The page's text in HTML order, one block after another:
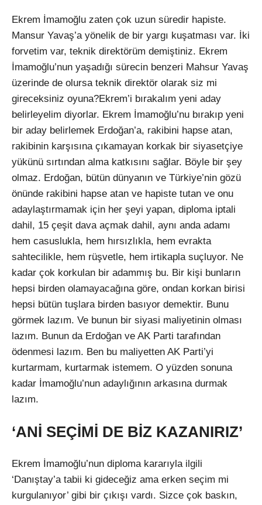
Ekrem İmamoğlu zaten çok uzun süredir hapiste.
Mansur Yavaş’a yönelik de bir yargı kuşatması var. İki
forvetim var, teknik direktörüm demiştiniz. Ekrem
İmamoğlu’nun yaşadığı sürecin benzeri Mahsur Yavaş
üzerinde de olursa teknik direktör olarak siz mi
gireceksiniz oyuna?Ekrem’i bırakalım yeni aday
belirleyelim diyorlar. Ekrem İmamoğlu’nu bırakıp yeni
bir aday belirlemek Erdoğan’a, rakibini hapse atan,
rakibinin karşısına çıkamayan korkak bir siyasetçiye
yükünü sırtından alma katkısını sağlar. Böyle bir şey
olmaz. Erdoğan, bütün dünyanın ve Türkiye’nin gözü
önünde rakibini hapse atan ve hapiste tutan ve onu
adaylaştırmamak için her şeyi yapan, diploma iptali
dahil, 15 çeşit dava açmak dahil, aynı anda adamı
hem casuslukla, hem hırsızlıkla, hem evrakta
sahtecilikle, hem rüşvetle, hem irtikapla suçluyor. Ne
kadar çok korkulan bir adammış bu. Bir kişi bunların
hepsi birden olamayacağına göre, ondan korkan birisi
hepsi bütün tuşlara birden basıyor demektir. Bunu
görmek lazım. Ve bunun bir siyasi maliyetinin olması
lazım. Bunun da Erdoğan ve AK Parti tarafından
ödenmesi lazım. Ben bu maliyetten AK Parti’yi
kurtarmam, kurtarmak istemem. O yüzden sonuna
kadar İmamoğlu’nun adaylığının arkasına durmak
lazım.
‘ANİ SEÇİMİ DE BİZ KAZANIRIZ’
Ekrem İmamoğlu’nun diploma kararıyla ilgili
‘Danıştay’a tabii ki gideceğiz ama erken seçim mi
kurgulanıyor’ gibi bir çıkışı vardı. Sizce çok baskın,